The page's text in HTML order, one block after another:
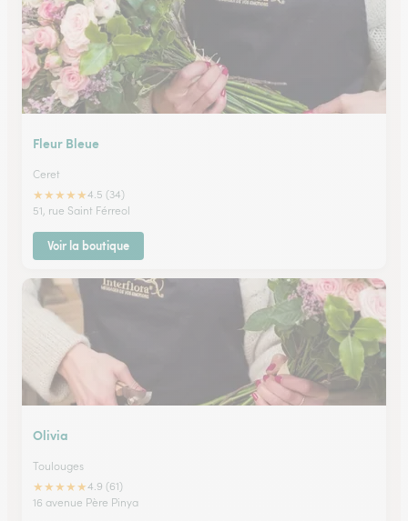
Fleur Bleue
Ceret
★★★★★4.5 (34)
51, rue Saint Férreol
Voir la boutique
Olivia
Toulouges
★★★★★4.9 (61)
16 avenue Père Pinya